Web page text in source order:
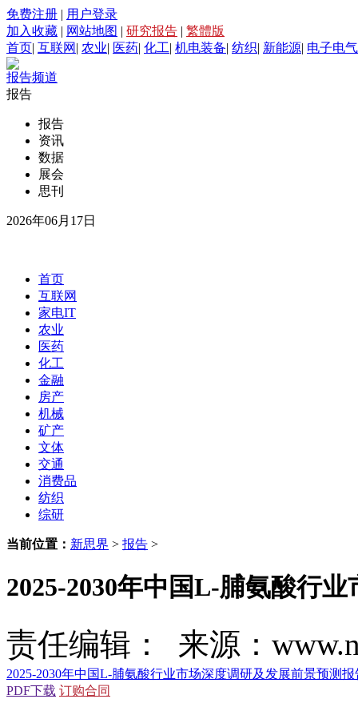
免费注册 | 用户登录
加入收藏 | 网站地图 | 研究报告 | 繁體版
首页| 互联网 | 农业| 医药| 化工| 机电装备| 纺织| 新能源| 电子电气
报告频道
报告
报告
资讯
数据
展会
思刊
2026年06月17日
首页
互联网
家电IT
农业
医药
化工
金融
房产
机械
矿产
文体
交通
消费品
纺织
综研
当前位置： 新思界 > 报告 >
2025-2030年中国L-脯氨酸行
责任编辑： 来源：
2025-2030年中国L-脯氨酸行业市场深度调研及发展前景预测报
PDF下载 订购合同